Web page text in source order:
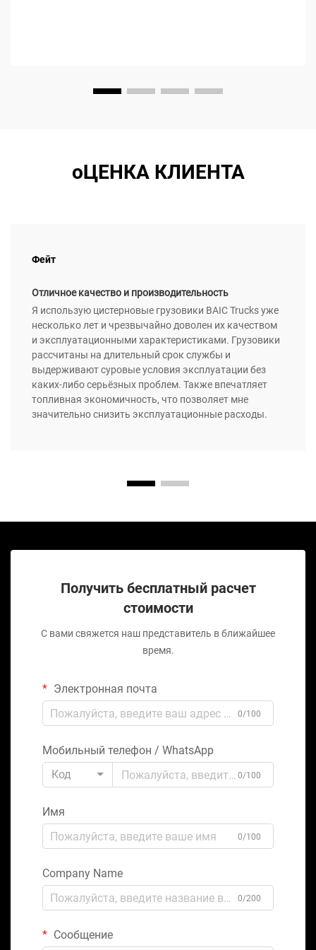
оЦЕНКА КЛИЕНТА
Фейт
Отличное качество и производительность
Я использую цистерновые грузовики BAIC Trucks уже
несколько лет и чрезвычайно доволен их качеством
и эксплуатационными характеристиками. Грузовики
рассчитаны на длительный срок службы и
выдерживают суровые условия эксплуатации без
каких-либо серьёзных проблем. Также впечатляет
топливная экономичность, что позволяет мне
значительно снизить эксплуатационные расходы.
Получить бесплатный расчет
стоимости
С вами свяжется наш представитель в ближайшее
время.
Электронная почта
0/100
Мобильный телефон / WhatsApp
Код
0/100
Имя
0/100
Company Name
0/200
Сообщение